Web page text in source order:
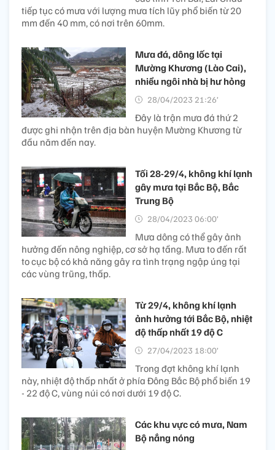
tiếp tục có mưa với lượng mưa tích lũy phổ biến từ 20
mm đến 40 mm, có nơi trên 60mm.
Mưa đá, dông lốc tại
Mường Khương (Lào Cai),
nhiều ngôi nhà bị hư hỏng
28/04/2023 21:26’
Đây là trận mưa đá thứ 2
được ghi nhận trên địa bàn huyện Mường Khương từ
đầu năm đến nay.
Tối 28-29/4, không khí lạnh
gây mưa tại Bắc Bộ, Bắc
Trung Bộ
28/04/2023 06:00’
Mưa dông có thể gây ảnh
hưởng đến nông nghiệp, cơ sở hạ tầng. Mưa to đến rất
to cục bộ có khả năng gây ra tình trạng ngập úng tại
các vùng trũng, thấp.
Từ 29/4, không khí lạnh
ảnh hưởng tới Bắc Bộ, nhiệt
độ thấp nhất 19 độ C
27/04/2023 18:00’
Trong đợt không khí lạnh
này, nhiệt độ thấp nhất ở phía Đông Bắc Bộ phổ biến 19
- 22 độ C, vùng núi có nơi dưới 19 độ C.
Các khu vực có mưa, Nam
Bộ nắng nóng